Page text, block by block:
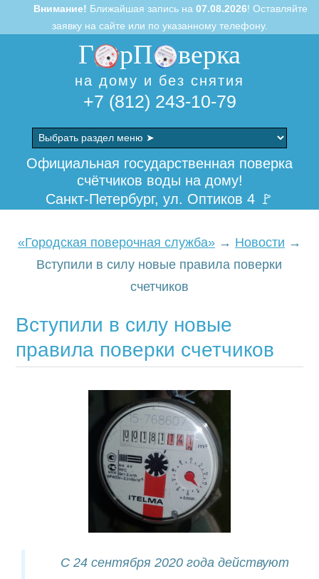
Внимание! Ближайшая запись на 07.08.2026! Оставляйте
заявку на сайте или по указанному телефону.
Г рП верка
на дому и без снятия
+7 (812) 243-10-79
Официальная государственная поверка
счётчиков воды на дому!
Санкт-Петербург, ул. Оптиков 4 🚩
«Городская поверочная служба» → Новости →
Вступили в силу новые правила поверки
счетчиков
Вступили в силу новые
правила поверки счетчиков
С 24 сентября 2020 года действуют